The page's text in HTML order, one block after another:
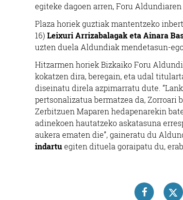
egiteke dagoen arren, Foru
Plaza horiek guztiak mantentzeko
16) Leixuri Arrizabalagak eta Ainara
uzten duela Aldundiak mendetasun-
Hitzarmen horiek Bizkaiko Foru
kokatzen dira, beregain, eta udal
diseinatu direla azpimarratu dute.
pertsonalizatua bermatzea da, Zorroari
Zerbitzuen Maparen hedapenarekin
adinekoen hautatzeko askatasuna
aukera ematen die”, gaineratu du
indartuegiten dituela goraipatu du,